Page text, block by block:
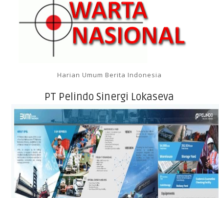
Harian Umum Berita Indonesia
PT Pelindo Sinergi Lokaseva